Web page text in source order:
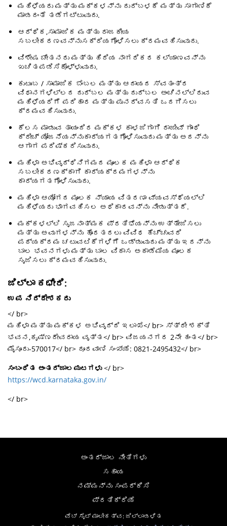
ಮಹಿಳೆಯರು ಮತ್ತು ಮಕ್ಕಳನ್ನು ದುರ್ಬಳಕೆ ಮತ್ತು ಸಾಗಾಣಿಕೆ
ಮಾಡದಂತೆ ತಡೆಗಟ್ಟುವುದು.
ಆರ್ಥಿಕ,ಸಾಮಾಜಿಕ ಮತ್ತು ರಾಜಕೀಯ
ಸಬಲೀಕರಣವನ್ನುಸಕ್ರಿಯಗೊಳಿಸಲು ಕ್ರಮವಹಿಸುವುದು.
ವಿಶೇಷ ಚೇತನರು ಮತ್ತು ಹಿರಿಯ ನಾಗರಿಕರ ಕಲ್ಯಾಣವನ್ನು
ಖಚಿತಪಡಿಸಿಕೊಳ್ಳುವುದು.
ಕುಟುಂಬ / ಸಾಮಾಜಿಕ ಬೆಂಬಲ ಮತ್ತು ಆದಾಯದ ಸ್ವತಂತ್ರ
ವಿಧಾನಗಳಿಲ್ಲದ ದುರ್ಬಲ ಮತ್ತು ದುರ್ಬಲ ಅಂಚಿನಲ್ಲಿರುವ
ಮಹಿಳೆಯರಿಗೆ ಪರಿಹಾರ ಮತ್ತು ಪುನರ್ವಸತಿ ಒದಗಿಸಲು
ಕ್ರಮವಹಿಸುವುದು.
ಕೆಲಸ ಮಾಡುವ ತಾಯಂದಿರ ಮಕ್ಕಳ ಕಾಳಜಿಗಾಗಿ ರಾಜೀವ್ ಗಾಂಧಿ
ಕ್ರೀಚ್ ಯೋಜನೆಯನ್ನುಕಾರ್ಯಗತಗೊಳಿಸುವುದು ಮತ್ತು ಅದನ್ನು
ಆಗಾಗ ಪರಿಷ್ಕರಿಸುವುದು.
ಮಹಿಳಾ ಅಭಿವೃದ್ಧಿನಿಗಮದ ಮೂಲಕ ಮಹಿಳಾ ಆರ್ಥಿಕ
ಸಬಲೀಕರಣಕ್ಕಾಗಿ ಕಾರ್ಯಕ್ರಮಗಳನ್ನು
ಕಾರ್ಯಗತಗೊಳಿಸುವುದು.
ಮಹಿಳಾ ಆಯೋಗದ ಮೂಲಕ ನ್ಯಾಯ ವಿತರಣಾ ವ್ಯವಸ್ಥೆಯಲ್ಲಿ
ಮಹಿಳೆಯರು ಭಾಗವಹಿಸಲ ಅಧಿಕಾರವನ್ನು ನೀಡುತ್ತದೆ.
ಮಕ್ಕಳಲ್ಲಿ ಸೃಜನಾತ್ಮಕ ಪ್ರತಿಭೆಯನ್ನು ಉತ್ತೇಜಿಸಲು
ಮತ್ತು ಅವುಗಳನ್ನು ಹೊರತರಲು ವಿವಿಧ ಹೆಚ್ಚುವರಿ
ಪಠ್ಯಕ್ರಮ ಚಟುವಟಿಕೆಗಳಿಗೆ ಒಡ್ಡುವುದು ಮತ್ತು ಇದನ್ನು
ಬಾಲ ಭವನಗಳು ಮತ್ತು ಬಾಲ ವಿಕಾಸ ಅಕಾಡೆಮಿಯ ಮೂಲಕ
ಸೃಜಿಸಲು ಕ್ರಮವಹಿಸುವುದು.
ಜಿಲ್ಲಾ ಕಛೇರಿ:
ಉಪ ನಿರ್ದೇಶಕರು
</ br>
ಮಹಿಳಾ ಮತ್ತು ಮಕ್ಕಳ ಅಭಿವೃದ್ದಿ ಇಲಾಖೆ</ br> ಸ್ತ್ರೀ ಶಕ್ತಿ
ಭವನ,ಕೃಷ್ಣದೇವರಾಯ ವೃತ್ತ</ br> ವಿಜಯನಗರ 2ನೇ ಹಂತ</ br>
ಮೈಸೂರು-570017</ br> ದೂರವಾಣಿ ಸಂಖ್ಯೆ: 0821-2495432</ br>
ಸಂಬಂಧಿತ ಅಂತರ್ಜಾಲಪುಟಗಳು</ br>
https://wcd.karnataka.gov.in/
</ br>
ಅಂತರ್ಜಾಲ ನೀತಿಗಳು
ಸಹಾಯ
ನಮ್ಮನ್ನು ಸಂಪರ್ಕಿಸಿ
ಪ್ರತಿಕ್ರಿಯೆ
ವೆಬ್ ಸೈಟ್ ಮಾಲೀಕತ್ವ: ಜಿಲ್ಲಾಡಳಿತ